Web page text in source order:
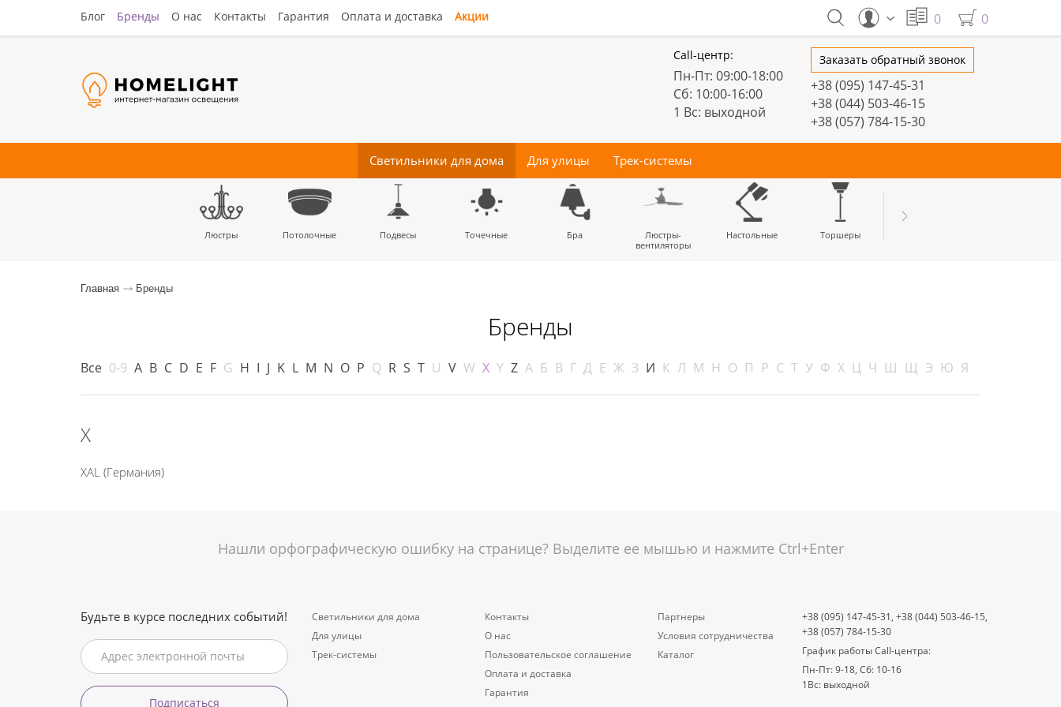
Блог Бренды О нас Контакты Гарантия Оплата и доставка Акции 0 0
Заказать обратный звонок
+38 (095) 147-45-31
+38 (044) 503-46-15
+38 (057) 784-15-30
Call-центр:
Пн-Пт: 09:00-18:00
Сб: 10:00-16:00
1 Вс: выходной
Светильники для дома
Люстры Потолочные Подвесы Точечные Бра
Люстры-
вентиляторы
Настольные Торшеры
Для улицы
Настенные Потолочные Тротуарные Прожектора Декоративные
Трек-системы
Магнитные
Комплектующие
для трек-систем
Главная Бренды
Бренды
Все 0-9 A B C D E F G H I J K L M N O P Q R S T U V W X Y Z А Б В Г Д Е Ж З И К Л М Н О П Р С Т У Ф Х Ц Ч Ш Щ Э Ю Я
X
XAL (Германия)
Нашли орфографическую ошибку на странице? Выделите ее мышью и нажмите Ctrl+Enter
Будьте в курсе последних событий!
Подписаться
Светильники для дома
Для улицы
Трек-системы
Контакты
О нас
Пользовательское соглашение
Оплата и доставка
Гарантия
Партнеры
Условия сотрудничества
Каталог
+38 (095) 147-45-31, +38 (044) 503-46-15,
+38 (057) 784-15-30
График работы Call-центра:
Пн-Пт: 9-18, Сб: 10-16
1Вс: выходной